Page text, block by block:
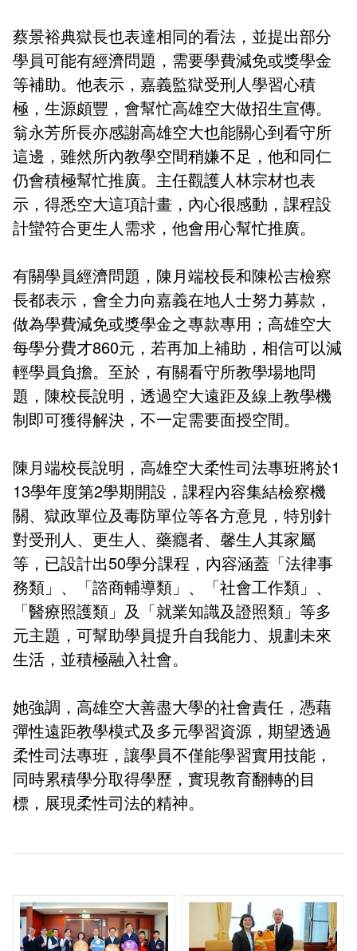
蔡景裕典獄長也表達相同的看法，並提出部分
學員可能有經濟問題，需要學費減免或獎學金
等補助。他表示，嘉義監獄受刑人學習心積
極，生源頗豐，會幫忙高雄空大做招生宣傳。
翁永芳所長亦感謝高雄空大也能關心到看守所
這邊，雖然所內教學空間稍嫌不足，他和同仁
仍會積極幫忙推廣。主任觀護人林宗材也表
示，得悉空大這項計畫，內心很感動，課程設
計蠻符合更生人需求，他會用心幫忙推廣。
有關學員經濟問題，陳月端校長和陳松吉檢察
長都表示，會全力向嘉義在地人士努力募款，
做為學費減免或獎學金之專款專用；高雄空大
每學分費才860元，若再加上補助，相信可以減
輕學員負擔。至於，有關看守所教學場地問
題，陳校長說明，透過空大遠距及線上教學機
制即可獲得解決，不一定需要面授空間。
陳月端校長說明，高雄空大柔性司法專班將於1
13學年度第2學期開設，課程內容集結檢察機
關、獄政單位及毒防單位等各方意見，特別針
對受刑人、更生人、藥癮者、馨生人其家屬
等，已設計出50學分課程，內容涵蓋「法律事
務類」、「諮商輔導類」、「社會工作類」、
「醫療照護類」及「就業知識及證照類」等多
元主題，可幫助學員提升自我能力、規劃未來
生活，並積極融入社會。
她強調，高雄空大善盡大學的社會責任，憑藉
彈性遠距教學模式及多元學習資源，期望透過
柔性司法專班，讓學員不僅能學習實用技能，
同時累積學分取得學歷，實現教育翻轉的目
標，展現柔性司法的精神。